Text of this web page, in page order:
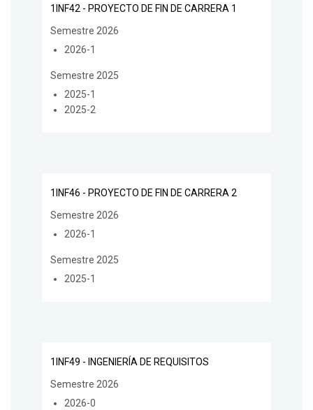
1INF42 - PROYECTO DE FIN DE CARRERA 1
Semestre 2026
2026-1
Semestre 2025
2025-1
2025-2
1INF46 - PROYECTO DE FIN DE CARRERA 2
Semestre 2026
2026-1
Semestre 2025
2025-1
1INF49 - INGENIERÍA DE REQUISITOS
Semestre 2026
2026-0